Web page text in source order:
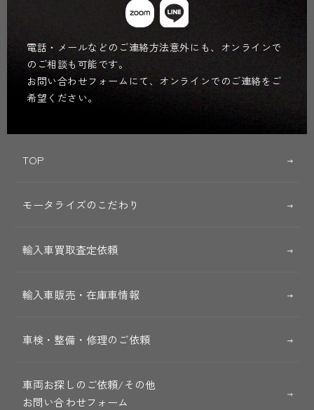
電話・メールなどのご連絡方法意外にも、オンラインで
のご相談も可能です。
お問い合わせフォームにて、オンラインでのご連絡をご
希望ください。
TOP
モータライズのこだわり
輸入車買取査定依頼
輸入車販売・在庫車情報
車検・整備・修理のご依頼
車両お探しのご依頼/その他
お問い合わせフォーム